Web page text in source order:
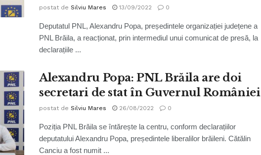
postat de Silviu Mares 13/09/2022 0
Deputatul PNL, Alexandru Popa, președintele organizației județene a
PNL Brăila, a reacționat, prin intermediul unui comunicat de presă, la
declarațiile ...
Alexandru Popa: PNL Brăila are doi
secretari de stat în Guvernul României
postat de Silviu Mares 26/08/2022 0
Poziția PNL Brăila se întărește la centru, conform declarațiilor
deputatului Alexandru Popa, președintele liberalilor brăileni. Cătălin
Canciu a fost numit ...